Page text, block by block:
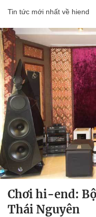
Tin tức mới nhất về hiend
Chơi hi-end:
Thái Nguyên